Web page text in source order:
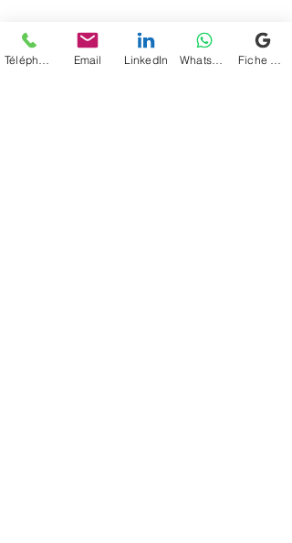
Email LinkedIn